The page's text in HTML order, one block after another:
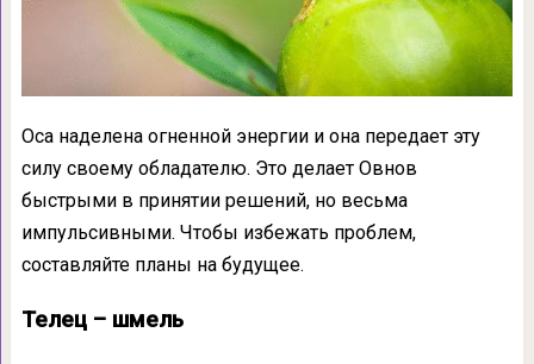
Оса наделена огненной энергии и она передает эту
силу своему обладателю. Это делает Овнов
быстрыми в принятии решений, но весьма
импульсивными. Чтобы избежать проблем,
составляйте планы на будущее.
Телец – шмель